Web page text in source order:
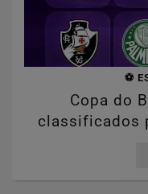
⚽
Copa do
classificados